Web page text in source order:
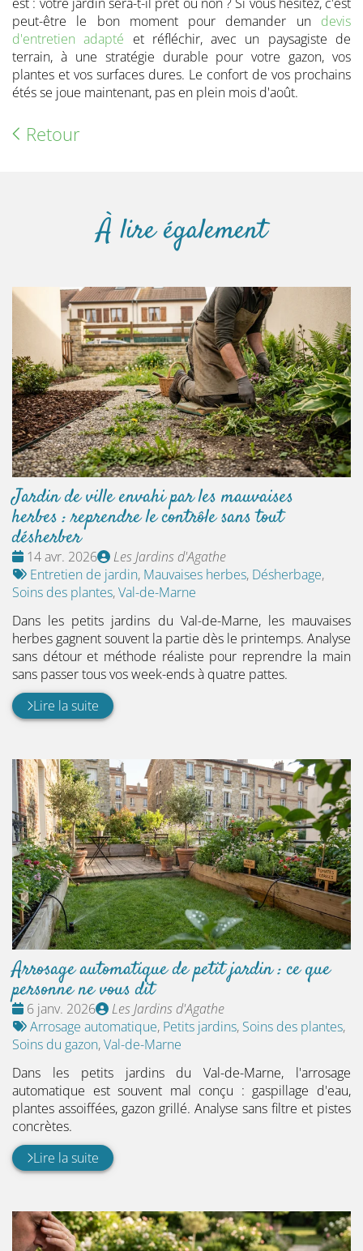
peut-être le bon moment pour demander un devis
d'entretien adapté et réfléchir, avec un paysagiste de
terrain, à une stratégie durable pour votre gazon, vos
plantes et vos surfaces dures. Le confort de vos prochains
étés se joue maintenant, pas en plein mois d'août.
Retour
À lire également
Jardin de ville envahi par les mauvaises
herbes : reprendre le contrôle sans tout
désherber
Date
:
14 avr. 2026
Publié
par
Les Jardins d'Agathe
Tags
:
Entretien de jardin, Mauvaises herbes, Désherbage,
Soins des plantes,Val-de-Marne
Dans les petits jardins du Val-de-Marne, les mauvaises
herbes gagnent souvent la partie dès le printemps. Analyse
sans détour et méthode réaliste pour reprendre la main
sans passer tous vos week-ends à quatre pattes.
Lire la suite
Arrosage automatique de petit jardin : ce que
personne ne vous dit
Date
:
6 janv. 2026
Publié
par
Les Jardins d'Agathe
Tags
:
Arrosage automatique, Petits jardins, Soins des plantes,
Soins du gazon,Val-de-Marne
Dans les petits jardins du Val-de-Marne, l'arrosage
automatique est souvent mal conçu : gaspillage d'eau,
plantes assoiffées, gazon grillé. Analyse sans filtre et pistes
concrètes.
Lire la suite